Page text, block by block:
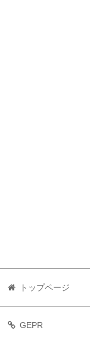
トップページ
GEPR